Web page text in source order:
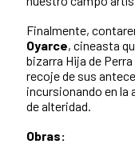
Finalmente,
Oyarce, cineasta
bizarra Hija de
recoje de sus
incursionando en
de alteridad.
Obras: